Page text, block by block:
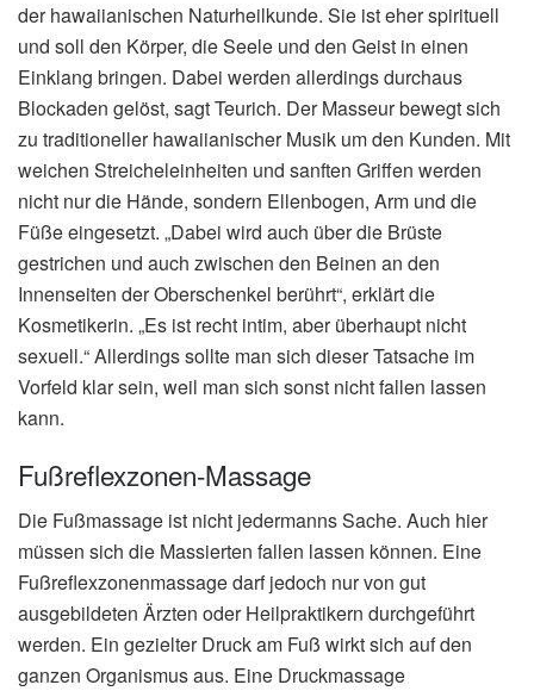
der hawaiianischen Naturheilkunde. Sie ist eher spirituell
und soll den Körper, die Seele und den Geist in einen
Einklang bringen. Dabei werden allerdings durchaus
Blockaden gelöst, sagt Teurich. Der Masseur bewegt sich
zu traditioneller hawaiianischer Musik um den Kunden. Mit
weichen Streicheleinheiten und sanften Griffen werden
nicht nur die Hände, sondern Ellenbogen, Arm und die
Füße eingesetzt. „Dabei wird auch über die Brüste
gestrichen und auch zwischen den Beinen an den
Innenseiten der Oberschenkel berührt“, erklärt die
Kosmetikerin. „Es ist recht intim, aber überhaupt nicht
sexuell.“ Allerdings sollte man sich dieser Tatsache im
Vorfeld klar sein, weil man sich sonst nicht fallen lassen
kann.
Fußreflexzonen-Massage
Die Fußmassage ist nicht jedermanns Sache. Auch hier
müssen sich die Massierten fallen lassen können. Eine
Fußreflexzonenmassage darf jedoch nur von gut
ausgebildeten Ärzten oder Heilpraktikern durchgeführt
werden. Ein gezielter Druck am Fuß wirkt sich auf den
ganzen Organismus aus. Eine Druckmassage